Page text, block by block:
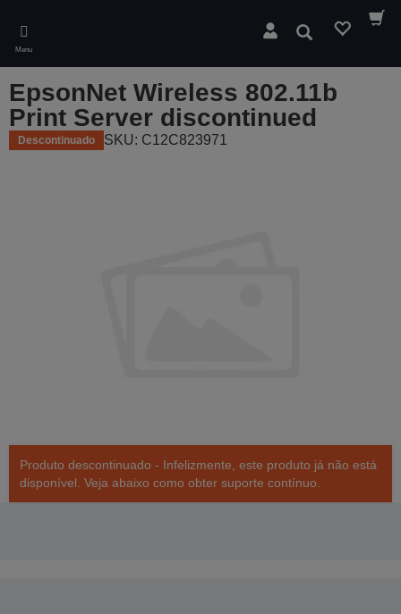
main
content
Menu
Pesquisar
EpsonNet Wireless 802.11b
Print Server discontinued
Descontinuado SKU: C12C823971
Produto descontinuado - Infelizmente, este produto já não está
disponível. Veja abaixo como obter suporte contínuo.